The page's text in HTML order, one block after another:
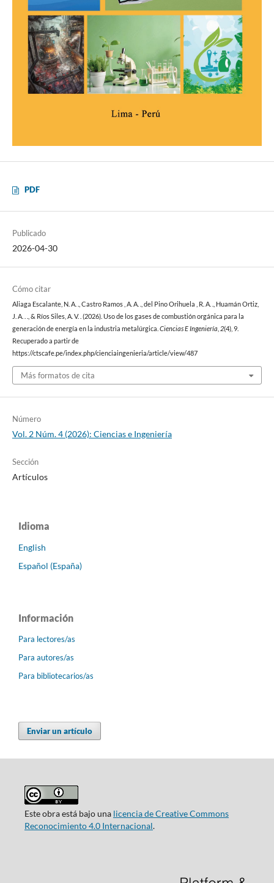
PDF
Publicado
2026-04-30
Cómo citar
Aliaga Escalante, N. A. ., Castro Ramos , A. A. ., del Pino Orihuela , R. A. ., Huamán Ortiz,
J. A. . ., & Ríos Siles, A. V. . (2026). Uso de los gases de combustión orgánica para la
generación de energía en la industria metalúrgica. Ciencias E Ingeniería 2(4), 9.
Recuperado a partir de
https://ctscafe.pe/index.php/cienciaingenieria/article/view/487
Más formatos de cita
Número
Vol. 2 Núm. 4 (2026): Ciencias e Ingeniería
Sección
Artículos
Idioma
English
Español (España)
Información
Para lectores/as
Para autores/as
Para bibliotecarios/as
Enviar un artículo
Este obra está bajo una licencia de Creative Commons
Reconocimiento 4.0 Internacional.